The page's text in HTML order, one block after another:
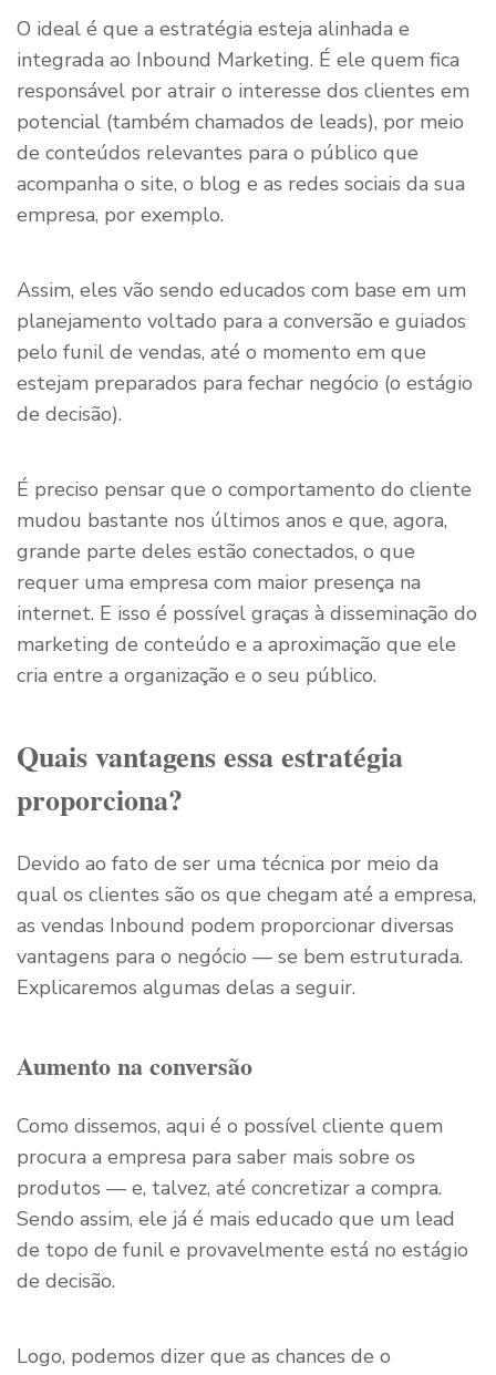
O ideal é que a estratégia esteja alinhada e
integrada ao Inbound Marketing. É ele quem fica
responsável por atrair o interesse dos clientes em
potencial (também chamados de leads), por meio
de conteúdos relevantes para o público que
acompanha o site, o blog e as redes sociais da sua
empresa, por exemplo.
Assim, eles vão sendo educados com base em um
planejamento voltado para a conversão e guiados
pelo funil de vendas, até o momento em que
estejam preparados para fechar negócio (o estágio
de decisão).
É preciso pensar que o comportamento do cliente
mudou bastante nos últimos anos e que, agora,
grande parte deles estão conectados, o que
requer uma empresa com maior presença na
internet. E isso é possível graças à disseminação do
marketing de conteúdo e a aproximação que ele
cria entre a organização e o seu público.
Quais vantagens essa estratégia
proporciona?
Devido ao fato de ser uma técnica por meio da
qual os clientes são os que chegam até a empresa,
as vendas Inbound podem proporcionar diversas
vantagens para o negócio — se bem estruturada.
Explicaremos algumas delas a seguir.
Aumento na conversão
Como dissemos, aqui é o possível cliente quem
procura a empresa para saber mais sobre os
produtos — e, talvez, até concretizar a compra.
Sendo assim, ele já é mais educado que um lead
de topo de funil e provavelmente está no estágio
de decisão.
Logo, podemos dizer que as chances de o